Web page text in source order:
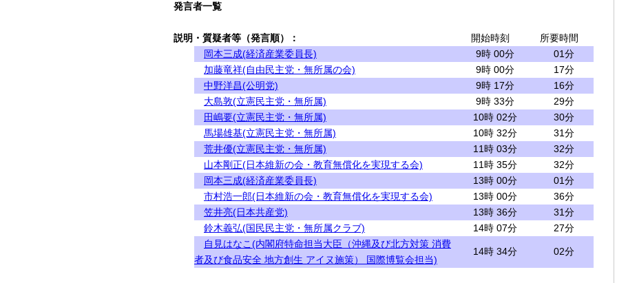
発言者一覧
説明・質疑者等（発言順）： 開始時刻
所要時間
岡本三成(経済産業委員長)
9時 00分
01分
加藤竜祥(自由民主党・無所属の会)
9時 00分
17分
中野洋昌(公明党)
9時 17分
16分
大島敦(立憲民主党・無所属)
9時 33分
29分
田嶋要(立憲民主党・無所属)
10時 02分
30分
馬場雄基(立憲民主党・無所属)
10時 32分
31分
荒井優(立憲民主党・無所属)
11時 03分
32分
山本剛正(日本維新の会・教育無償化を実現する会)
11時 35分
32分
岡本三成(経済産業委員長)
13時 00分
01分
市村浩一郎(日本維新の会・教育無償化を実現する会)
13時 00分
36分
笠井亮(日本共産党)
13時 36分
31分
鈴木義弘(国民民主党・無所属クラブ)
14時 07分
27分
自見はなこ(内閣府特命担当大臣（沖縄及び北方対策 消費
者及び食品安全 地方創生 アイヌ施策） 国際博覧会担当)
14時 34分 02分